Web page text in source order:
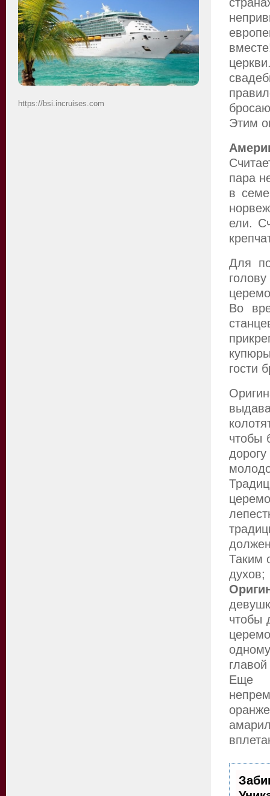
Этим
пара
в
ели.
Для
Во
гости
чтобы
Таким
духов;
чтобы
Еще
https://bsi.incruises.com